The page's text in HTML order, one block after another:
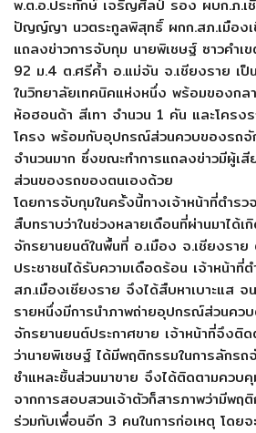
พ.ต.อ.ประทักษ์ เจริญศิลป์ รอง ผบก.ภ.เ
ปัญญ์ญา นวตระกูลพิสุทธิ์ ผกก.สภ.เมืองเ
แถลงข่าวการจับกุม นายพิเชษฐ์ ซาวคำเ
92 ม.4 ต.ศรีค้ำ อ.แม่จัน จ.เชียงราย เป็
ในวิทยาลัยเทคนิคแห่งหนึ่ง พร้อมของก
ห้อฮอนด้า สีเทา จำนวน 1 คัน และโครง
โครง พร้อมกับอุปกรณ์ส่วนควบของรถจั
จำนวนมาก ซึ่งขณะทำการแถลงข่าวมีผู้เ
ส่วนของรถของตนเองด้วย
โดยการจับกุมในครั้งนี้ทางเจ้าหน้าที่ตำร
สืบทราบว่าในช่วงหลายเดือนที่ผ่านมาได้เ
จักรยานยนต์ในพื้นที่ อ.เมือง จ.เชียงรา
ประชาชนได้รับความเดือดร้อน เจ้าหน้าที่
สภ.เมืองเชียงราย จึงได้สืบหาเบาะแส จ
รายหนึ่งมีการนำภาพถ่ายอุปกรณ์ส่วนคว
จักรยานยนต์ประกาศขาย เจ้าหน้าที่จึงติ
ว่านายพิเชษฐ์ ได้มีพฤติกรรมในการลักร
ชำแหละชิ้นส่วนมาขาย จึงได้ติดตามควบคุ
จากการสอบสวนเจ้าตัวก็สารภาพว่ามีพฤ
ร่วมกับเพื่อนอีก 3 คนในการก่อเหตุ โดยจ